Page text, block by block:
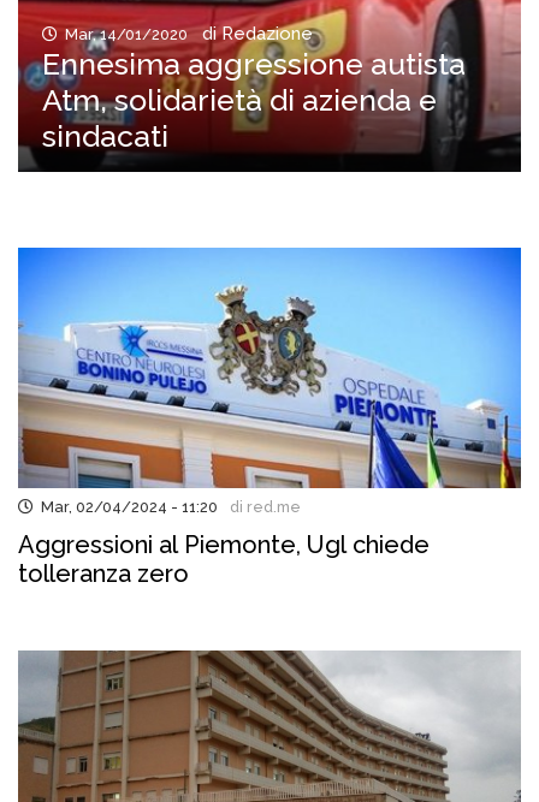
Mar, 14/01/2020 di Redazione
Ennesima aggressione autista
Atm, solidarietà di azienda e
sindacati
Mar, 02/04/2024 - 11:20 di red.me
Aggressioni al Piemonte, Ugl chiede
tolleranza zero